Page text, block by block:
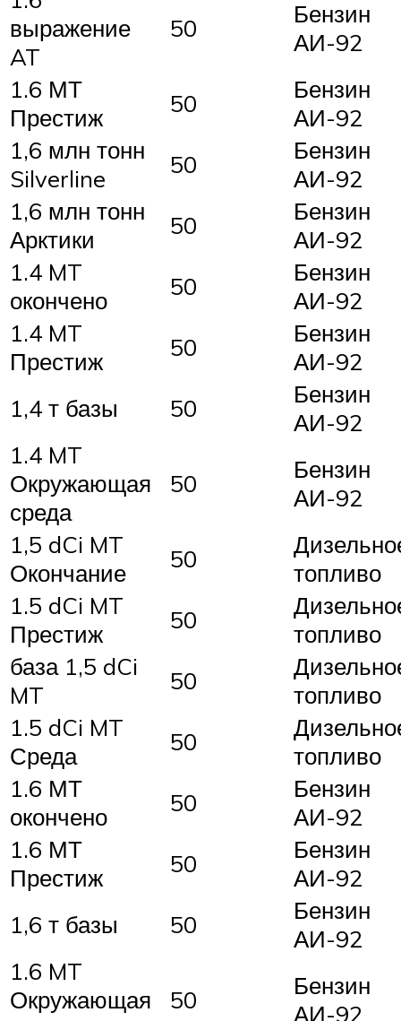
выражение
AT
50
Бензин
АИ-92
1.6 МТ
Престиж
50
Бензин
АИ-92
1,6 млн тонн
Silverline
50
Бензин
АИ-92
1,6 млн тонн
Арктики
50
Бензин
АИ-92
1.4 MT
окончено
50
Бензин
АИ-92
1.4 MT
Престиж
50
Бензин
АИ-92
1,4 т базы
50
Бензин
АИ-92
1.4 MT
Окружающая
среда
50
Бензин
АИ-92
1,5 dCi MT
Окончание
50
топливо
1.5 dCi MT
Престиж
50
топливо
база 1,5 dCi
MT
50
топливо
1.5 dCi MT
Среда
50
топливо
1.6 МТ
окончено
50
Бензин
АИ-92
1.6 МТ
Престиж
50
Бензин
АИ-92
1,6 т базы
50
Бензин
АИ-92
1.6 MT
Окружающая
50
Бензин
АИ-92